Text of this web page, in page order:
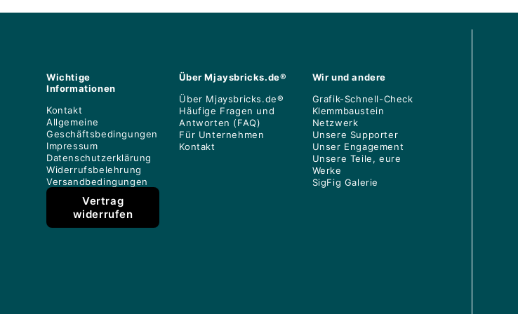
Wichtige
Informationen
Kontakt
Allgemeine
Geschäftsbedingungen
Impressum
Datenschutzerklärung
Widerrufsbelehrung
Versandbedingungen
Vertrag
widerrufen
Über Mjaysbricks.de®
Über Mjaysbricks.de®
Häufige Fragen und
Antworten (FAQ)
Für Unternehmen
Kontakt
Wir und andere
Grafik-Schnell-Check
Klemmbaustein
Netzwerk
Unsere Supporter
Unser Engagement
Unsere Teile, eure
Werke
SigFig Galerie